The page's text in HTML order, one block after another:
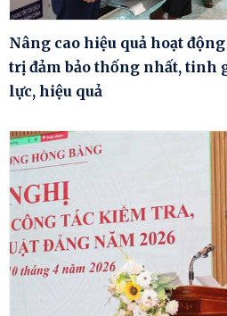
Nâng cao hiệu quả hoạt
trị đảm bảo thống nhất, tinh
lực, hiệu quả